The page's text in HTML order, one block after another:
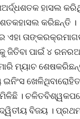
ହାସଲ
କରିଛନ୍ତି ।
ଜିତିବା ପାଇଁ ୪
ମ୍ୟାଚ
।
ବିଜୟ ।